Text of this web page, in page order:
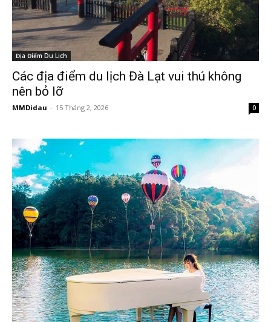
Địa Điểm Du Lịch
Các địa điểm du lịch Đà Lạt vui thú không
nên bỏ lỡ
MMDidau - 15 Tháng 2, 2026 0